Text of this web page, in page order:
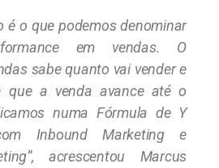
é o que podemos denominar
em vendas. O
sabe quanto vai vender e
que a venda avance até o
numa Fórmula de Y
Inbound Marketing e
acrescentou Marcus